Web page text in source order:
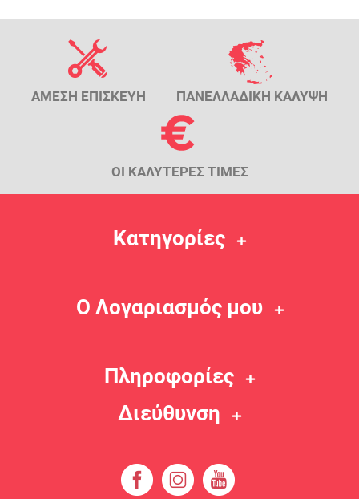
ΑΜΕΣΗ ΕΠΙΣΚΕΥΗ ΠΑΝΕΛΛΑΔΙΚΗ ΚΑΛΥΨΗ
ΟΙ ΚΑΛΥΤΕΡΕΣ ΤΙΜΕΣ
Κατηγορίες
Ο Λογαριασμός μου
Πληροφορίες
Διεύθυνση